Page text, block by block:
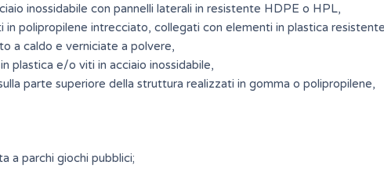
inossidabile con pannelli laterali in resistente HDPE o HPL,
in polipropilene intrecciato, collegati con elementi in plastica
a caldo e verniciate a polvere,
plastica e/o viti in acciaio inossidabile,
parte superiore della struttura realizzati in gomma o polipropilene,
a parchi giochi pubblici;